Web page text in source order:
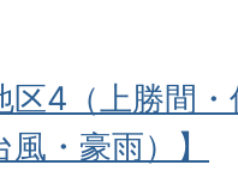
区4（上勝間
風・豪雨）】